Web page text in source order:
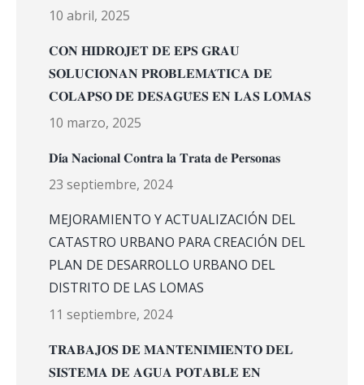
10 abril, 2025
𝐂𝐎𝐍 𝐇𝐈𝐃𝐑𝐎𝐉𝐄𝐓 𝐃𝐄 𝐄𝐏𝐒 𝐆𝐑𝐀𝐔
𝐒𝐎𝐋𝐔𝐂𝐈𝐎𝐍𝐀𝐍 𝐏𝐑𝐎𝐁𝐋𝐄𝐌𝐀́𝐓𝐈𝐂𝐀 𝐃𝐄
𝐂𝐎𝐋𝐀𝐏𝐒𝐎 𝐃𝐄 𝐃𝐄𝐒𝐀𝐆𝐔̈𝐄𝐒 𝐄𝐍 𝐋𝐀𝐒 𝐋𝐎𝐌𝐀𝐒
10 marzo, 2025
𝐃𝐢́𝐚 𝐍𝐚𝐜𝐢𝐨𝐧𝐚𝐥 𝐂𝐨𝐧𝐭𝐫𝐚 𝐥𝐚 𝐓𝐫𝐚𝐭𝐚 𝐝𝐞 𝐏𝐞𝐫𝐬𝐨𝐧𝐚𝐬
23 septiembre, 2024
MEJORAMIENTO Y ACTUALIZACIÓN DEL
CATASTRO URBANO PARA CREACIÓN DEL
PLAN DE DESARROLLO URBANO DEL
DISTRITO DE LAS LOMAS
11 septiembre, 2024
𝐓𝐑𝐀𝐁𝐀𝐉𝐎𝐒 𝐃𝐄 𝐌𝐀𝐍𝐓𝐄𝐍𝐈𝐌𝐈𝐄𝐍𝐓𝐎 𝐃𝐄𝐋
𝐒𝐈𝐒𝐓𝐄𝐌𝐀 𝐃𝐄 𝐀𝐆𝐔𝐀 𝐏𝐎𝐓𝐀𝐁𝐋𝐄 𝐄𝐍